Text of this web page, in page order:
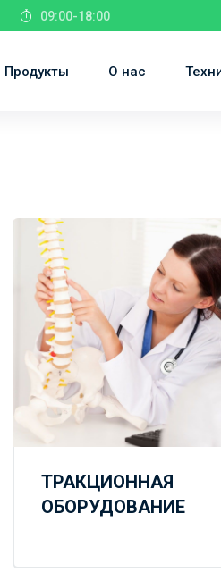
09:00-18:00
Продукты О нас
ТРАКЦИОННАЯ
ОБОРУДОВАНИЕ